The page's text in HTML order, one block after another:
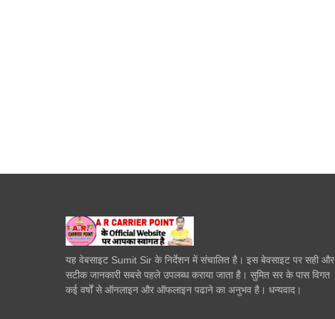
यह वेबसाइट Sumit Sir के निर्देशन में संचालित है। इस बेवसाइट पर सही और
सटीक जानकारी सबसे पहले उपलब्ध कराया जाता है। सुमित सर के पास विगत
कई वर्षों से ऑनलाइन और ऑफलाइन पढाने का अनुभव है। धन्यवाद।